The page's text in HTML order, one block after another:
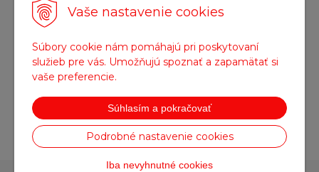
Vaše nastavenie cookies
Súbory cookie nám pomáhajú pri poskytovaní
služieb pre vás. Umožňujú spoznať a zapamätať si
vaše preferencie.
Súhlasím a pokračovať
Podrobné nastavenie cookies
Iba nevyhnutné cookies
Obrázok (2)